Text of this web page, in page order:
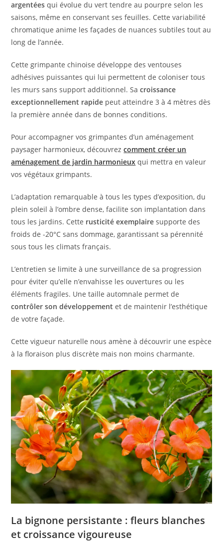
argentées qui évolue du vert tendre au pourpre selon les
saisons, même en conservant ses feuilles. Cette variabilité
chromatique anime les façades de nuances subtiles tout au
long de l’année.
Cette grimpante chinoise développe des ventouses
adhésives puissantes qui lui permettent de coloniser tous
les murs sans support additionnel. Sacroissance
exceptionnellement rapide peut atteindre 3 à 4 mètres dès
la première année dans de bonnes conditions.
Pour accompagner vos grimpantes d’un aménagement
paysager harmonieux, découvrezcomment créer un
aménagement de jardin harmonieux qui mettra en valeur
vos végétaux grimpants.
L’adaptation remarquable à tous les types d’exposition, du
plein soleil à l’ombre dense, facilite son implantation dans
tous les jardins. Cette rusticité exemplaire supporte des
froids de -20°C sans dommage, garantissant sa pérennité
sous tous les climats français.
L’entretien se limite à une surveillance de sa progression
pour éviter qu’elle n’envahisse les ouvertures ou les
éléments fragiles. Une taille automnale permet de
contrôler son développement et de maintenir l’esthétique
de votre façade.
Cette vigueur naturelle nous amène à découvrir une espèce
à la floraison plus discrète mais non moins charmante.
La bignone persistante : fleurs blanches
et croissance vigoureuse